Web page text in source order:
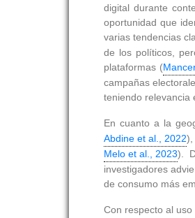
digital durante
oportunidad que
varias tendencias
de los políticos,
plataformas (
campañas
teniendo relevancia
En cuanto a la
Abdine et al., 2022),
Melo et al., 2023).
investigadores
de consumo más
Con respecto al